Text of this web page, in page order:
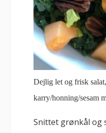
Dejlig let og frisk
karry/honning/sesam
Snittet grønkål og